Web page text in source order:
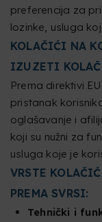
preferencija za
lozinke, usluga
KOLAČIĆI NA
IZUZETI
Prema direktivi
pristanak
oglašavanje i
koji su nužni za
usluga koje je
VRSTE
PREMA SVRSI:
Tehnički i